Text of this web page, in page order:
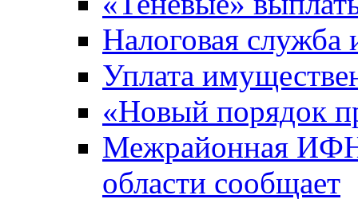
Налоговая служба
Уплата
«Новый порядок
Межрайонная
области сообщает